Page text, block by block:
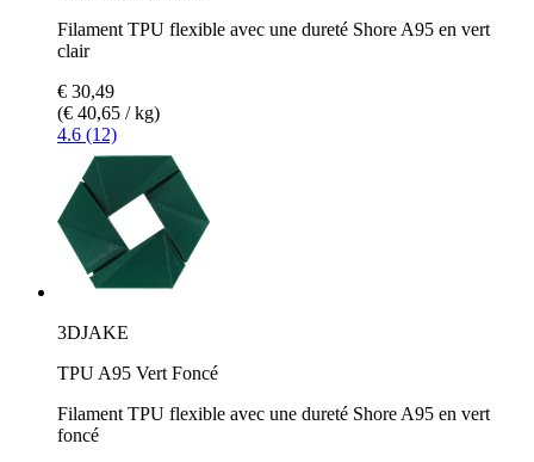
Filament TPU flexible avec une dureté Shore A95 en vert
clair
€ 30,49
(€ 40,65 / kg)
4.6 (12)
3DJAKE
TPU A95 Vert Foncé
Filament TPU flexible avec une dureté Shore A95 en vert
foncé